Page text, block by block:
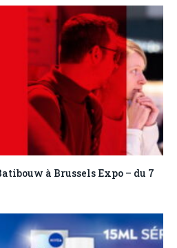
à Brussels Expo – du 7